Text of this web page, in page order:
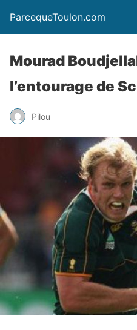
ParcequeToulon.com
Mourad
l’entourage de
Pilou